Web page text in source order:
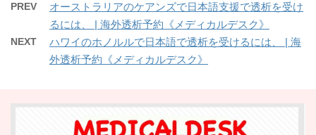
PREV
オーストラリアのケアンズで日本語支援で透析を受け
るには、 | 海外透析予約《メディカルデスク》
NEXT
ハワイのホノルルで日本語で透析を受けるには、 | 海
外透析予約《メディカルデスク》